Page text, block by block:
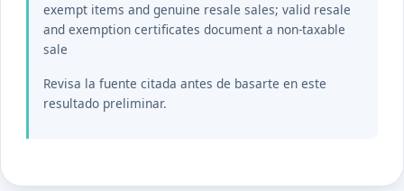
exempt items and genuine resale sales; valid resale
and exemption certificates document a non-taxable
sale
Revisa la fuente citada antes de basarte en este
resultado preliminar.